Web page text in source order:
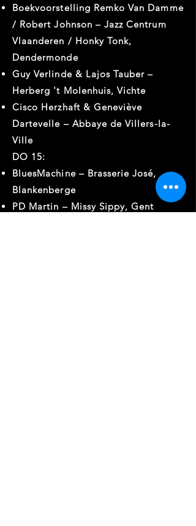
Boekvoorstelling Remko Van Damme
/ Robert Johnson – Jazz Centrum
Vlaanderen / Honky Tonk,
Dendermonde
Guy Verlinde & Lajos Tauber –
Herberg 't Molenhuis, Vichte
Cisco Herzhaft & Geneviève
Dartevelle – Abbaye de Villers-la-
Ville
DO 15:
BluesMachine – Brasserie José,
Blankenberge
PD Martin – Missy Sippy, Gent